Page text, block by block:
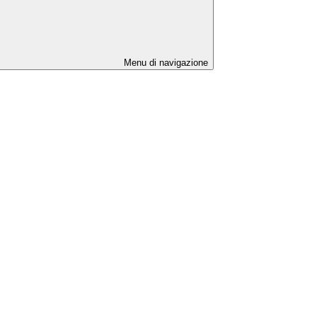
Menu di navigazione